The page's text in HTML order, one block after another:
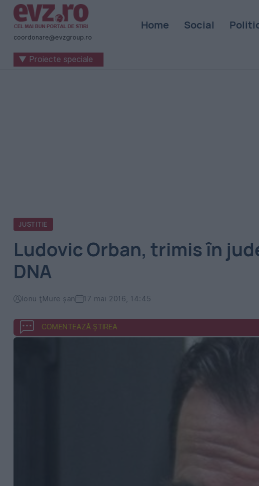
Știri
naționale
internaționale
coordonare@evzgroup.ro
Home Social
▼ Proiecte speciale
JUSTITIE
Ludovic Orban, trimis în
DNA
Ionu ţMure şan 17 mai 2016, 14:45
COMENTEAZĂ ȘTIREA